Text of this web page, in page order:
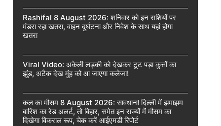
Rashifal 8 August 2026: शनिवार को इन राशियों पर
मंडरा रहा खतरा, वाहन दुर्घटना और निवेश के साथ यहां होगा
खतरा
Viral Video: अकेली लड़की को देखकर टूट पड़ा कुत्तों का
झुंड, अटैक देख मुंह को आ जाएगा कलेजा!
कल का मौसम 8 August 2026: सावधान! दिल्ली में झमाझम
बारिश का रेड अलर्ट, तो बिहार, समेत इन राज्यों में मौसम का
दिखेगा विकराल रूप, चेक करें आईएमडी रिपोर्ट